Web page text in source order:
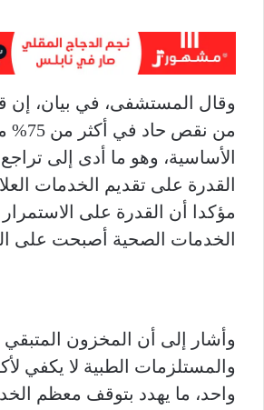
وقال المستشفى، في بيان، إن
من نقص
الأساسية، وهو ما أدى إلى
القدرة على تقديم الخدمات
مؤكدا أن القدرة على
الخدمات الصحية أصبحت على
وأشار إلى أن المخزون المتبقي
والمستلزمات الطبية لا يكفي
واحد، ما يهدد بتوقف معظم